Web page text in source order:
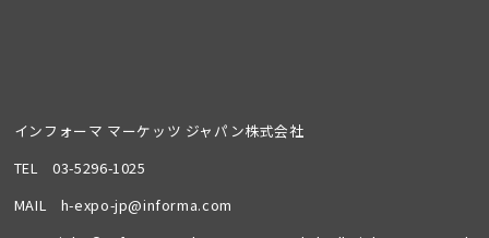
インフォーマ マーケッツ ジャパン株式会社
TEL03-5296-1025
MAIL h-expo-jp@informa.com